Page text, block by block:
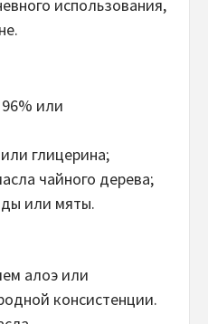
использования,
или
глицерина;
чайного дерева;
или мяты.
алоэ или
консистенции.